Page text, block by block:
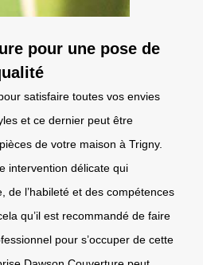
pour une pose de
satisfaire toutes vos envies
et ce dernier peut être
de votre maison à Trigny.
intervention délicate qui
de l’habileté et des compétences
qu’il est recommandé de faire
pour s’occuper de cette